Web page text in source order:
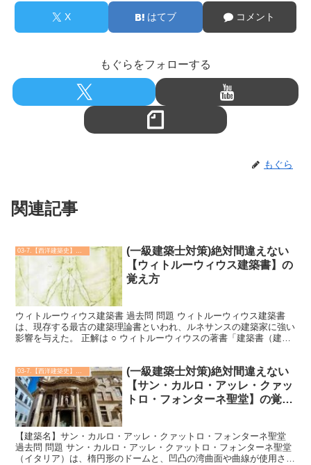
X はてブ コメント
もぐらをフォローする
もぐら
関連記事
(一級建築士対策)絶対間違えない
【ウィトルーウィウス建築書】の
覚え方
ウィトルーウィウス建築書 過去問 問題 ウィトルーウィウス建築書
は、現存する最古の建築理論書といわれ、ルネサンスの建築家に強い
影響を与えた。 正解は ○ ウィトルーウィウスの著書「建築書（建築
(一級建築士対策)絶対間違えない
【サン・カルロ・アッレ・クァッ
トロ・フォンターネ聖堂】の覚え
【建築名】サン・カルロ・アッレ・クァットロ・フォンターネ聖堂
過去問 問題 サン・カルロ・アッレ・クァットロ・フォンターネ聖堂
（イタリア）は、楕円形のドームと、凹凸の湾曲面や曲線が使用され